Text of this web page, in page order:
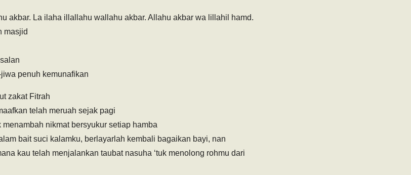
akbar. La ilaha illallahu wallahu akbar. Allahu akbar wa lillahil hamd.
masjid
penuh kemunafikan
zakat Fitrah
telah meruah sejak pagi
nikmat bersyukur setiap hamba
bait suci kalamku, berlayarlah kembali bagaikan bayi, nan
kau telah menjalankan taubat nasuha ‘tuk menolong rohmu dari